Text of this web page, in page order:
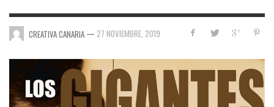
CREATIVA CANARIA — 27 NOVIEMBRE, 2019